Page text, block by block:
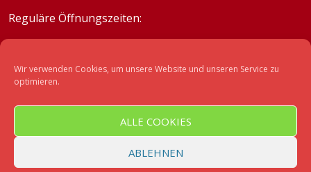
Wir verwenden Cookies, um unsere Website und unseren Service zu
optimieren.
ALLE COOKIES
ABLEHNEN
Reguläre Öffnungszeiten:
Mittwoch
12:00 - 18:00 Uhr
Donnerstag
Samstag & Sonntag
E-Mail: info@bahnagentur-schoeneberg.de